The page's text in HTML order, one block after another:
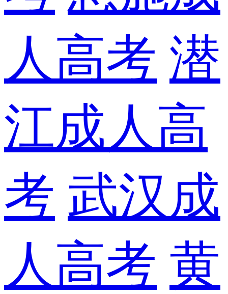
人高考 潜
江成人高
考 武汉成
人高考 黄